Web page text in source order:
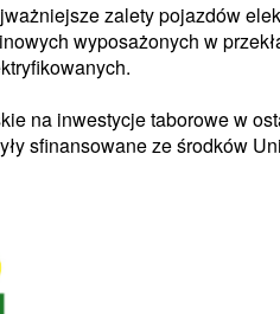
zalety pojazdów
wyposażonych w
na inwestycje taborowe w
sfinansowane ze środków